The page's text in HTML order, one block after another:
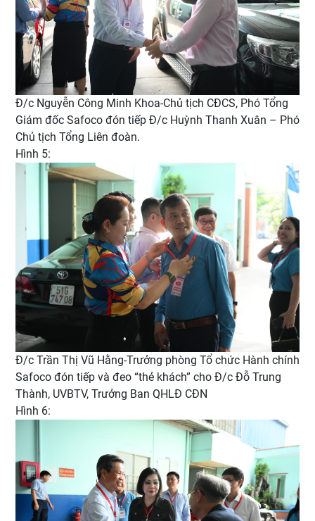
Đ/c Nguyễn Công Minh Khoa-Chủ tịch CĐCS, Phó Tổng
Giám đốc Safoco đón tiếp Đ/c Huỳnh Thanh Xuân – Phó
Chủ tịch Tổng Liên đoàn.
Hình 5:
Đ/c Trần Thị Vũ Hằng-Trưởng phòng Tổ chức Hành chính
Safoco đón tiếp và đeo “thẻ khách” cho Đ/c Đỗ Trung
Thành, UVBTV, Trưởng Ban QHLĐ CĐN
Hình 6: